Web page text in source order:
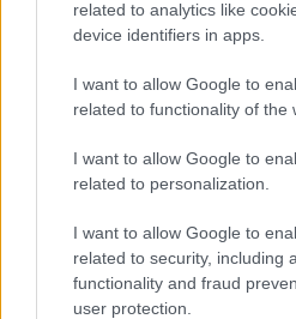
related to analytics like
device identifiers in apps.
I want to allow Google to
related to functionality of the
I want to allow Google to
related to personalization.
I want to allow Google to
related to security, including
functionality and fraud
user protection.
Primus